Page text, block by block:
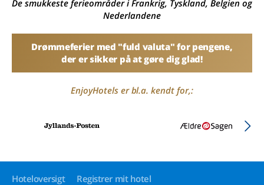
De smukkeste ferieområder i Frankrig, Tyskland, Belgien og
Nederlandene
Drømmeferier med "fuld valuta" for pengene,
der er sikker på at gøre dig glad!
EnjoyHotels er bl.a. kendt for,:
Hoteloversigt Registrer mit hotel